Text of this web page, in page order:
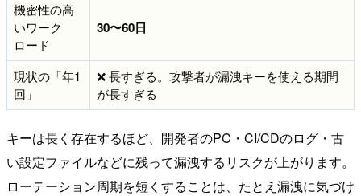
機密性の高
いワーク
ロード
30〜60日
現状の「年1
回」
❌ 長すぎる。攻撃者が漏洩キーを使える期間
が長すぎる
キーは長く存在するほど、開発者のPC・CI/CDのログ・古
い設定ファイルなどに残って漏洩するリスクが上がります。
ローテーション周期を短くすることは、たとえ漏洩に気づけ